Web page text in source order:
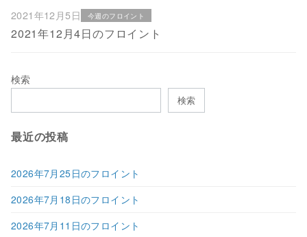
2021年12月5日 今週のフロイント
2021年12月4日のフロイント
検索
検索
最近の投稿
2026年7月25日のフロイント
2026年7月18日のフロイント
2026年7月11日のフロイント